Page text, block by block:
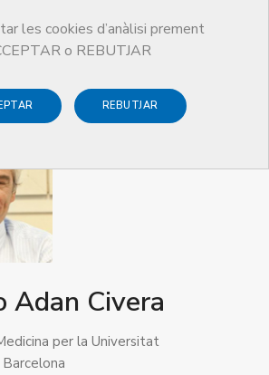
les cookies d’anàlisi prement
o REBUTJAR
REBUTJAR
Edició 2019
Adan Civera
per la Universitat